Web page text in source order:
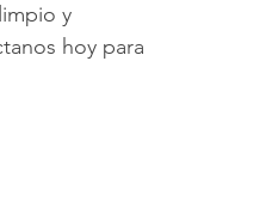
y
hoy para